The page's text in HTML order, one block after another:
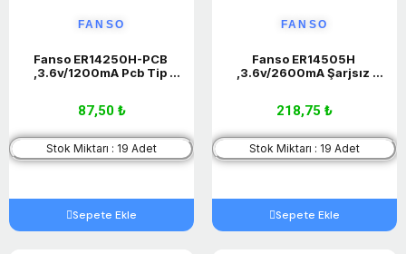
FANSO
Fanso ER14250H-PCB
,3.6v/1200mA Pcb Tip
87,50 ₺
Stok Miktarı : 19 Adet
Sepete Ekle
FANSO
Fanso ER14505H
,3.6v/2600mA Şarjsız
218,75 ₺
Stok Miktarı : 19 Adet
Sepete Ekle